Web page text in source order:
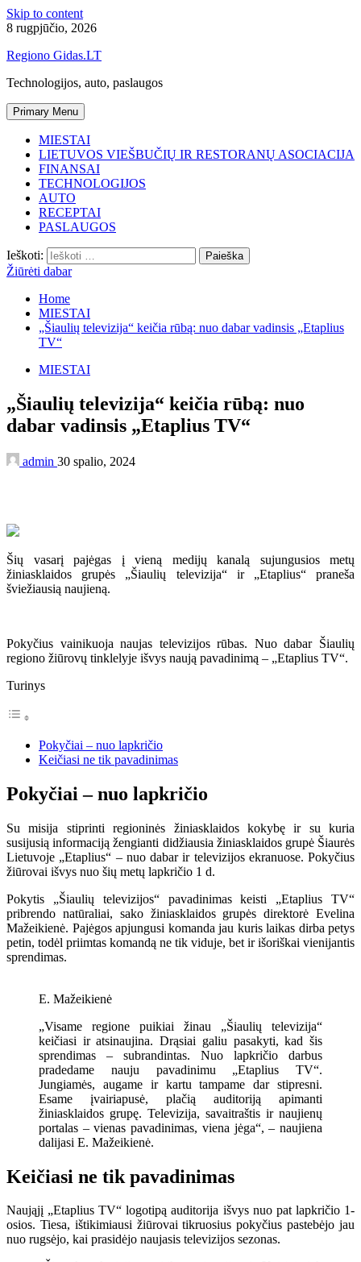
Skip to content
8 rugpjūčio, 2026
Regiono Gidas.LT
Technologijos, auto, paslaugos
Primary Menu
MIESTAI
LIETUVOS VIEŠBUČIŲ IR RESTORANŲ ASOCIACIJA
FINANSAI
TECHNOLOGIJOS
AUTO
RECEPTAI
PASLAUGOS
Ieškoti:
Žiūrėti dabar
Home
MIESTAI
„Šiaulių televizija“ keičia rūbą: nuo dabar vadinsis „Etaplius
TV“
MIESTAI
„Šiaulių televizija“ keičia rūbą: nuo
dabar vadinsis „Etaplius TV“
admin 30 spalio, 2024
Šių vasarį pajėgas į vieną medijų kanalą sujungusios metų
žiniasklaidos grupės „Šiaulių televizija“ ir „Etaplius“ praneša
šviežiausią naujieną.
Pokyčius vainikuoja naujas televizijos rūbas. Nuo dabar Šiaulių
regiono žiūrovų tinklelyje išvys naują pavadinimą – „Etaplius TV“.
Turinys
Pokyčiai – nuo ​​lapkričio
Keičiasi ne tik pavadinimas
Pokyčiai – nuo ​​lapkričio
Su misija stiprinti regioninės žiniasklaidos kokybę ir su kuria
susijusią informaciją žengianti didžiausia žiniasklaidos grupė Šiaurės
Lietuvoje „Etaplius“ – nuo ​​dabar ir televizijos ekranuose. Pokyčius
žiūrovai išvys nuo šių metų lapkričio 1 d.
Pokytis „Šiaulių televizijos“ pavadinimas keisti „Etaplius TV“
pribrendo natūraliai, sako žiniasklaidos grupės direktorė Evelina
Mažeikienė. Pajėgos apjungusi komanda jau kuris laikas dirba petys
petin, todėl priimtas komandą ne tik viduje, bet ir išoriškai vienijantis
sprendimas.
E. Mažeikienė
„Visame regione puikiai žinau „Šiaulių televizija“
keičiasi ir atsinaujina. Drąsiai galiu pasakyti, kad šis
sprendimas – subrandintas. Nuo lapkričio darbus
pradedame nauju pavadinimu „Etaplius TV“.
Jungiamės, augame ir kartu tampame dar stipresni.
Esame įvairiapusė, plačią auditoriją apimanti
žiniasklaidos grupę. Televizija, savaitraštis ir naujienų
portalas – vienas pavadinimas, viena jėga“, – naujiena
dalijasi E. Mažeikienė.
Keičiasi ne tik pavadinimas
Naująjį „Etaplius TV“ logotipą auditorija išvys nuo pat lapkričio 1-
osios. Tiesa, ištikimiausi žiūrovai tikruosius pokyčius pastebėjo jau
nuo rugsėjo, kai prasidėjo naujasis televizijos sezonas.